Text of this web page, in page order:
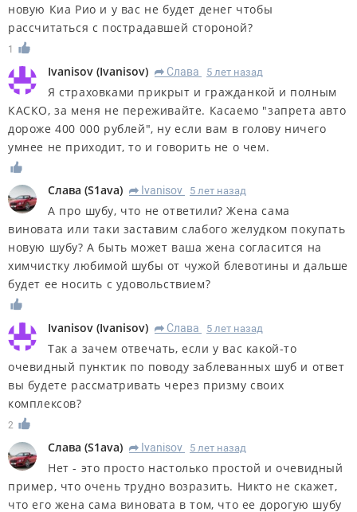
новую Киа Рио и у вас не будет денег чтобы
рассчитаться с пострадавшей стороной?
1
Ivanisov (Ivanisov) R Слава 5 лет назад
Я страховками прикрыт и гражданкой и полным
КАСКО, за меня не переживайте. Касаемо "запрета авто
дороже 400 000 рублей", ну если вам в голову ничего
умнее не приходит, то и говорить не о чем.
Слава (S1ava) R Ivanisov 5 лет назад
А про шубу, что не ответили? Жена сама
виновата или таки заставим слабого желудком покупать
новую шубу? А быть может ваша жена согласится на
химчистку любимой шубы от чужой блевотины и дальше
будет ее носить с удовольствием?
Ivanisov (Ivanisov) R Слава 5 лет назад
Так а зачем отвечать, если у вас какой-то
очевидный пунктик по поводу заблеванных шуб и ответ
вы будете рассматривать через призму своих
комплексов?
2
Слава (S1ava) R Ivanisov 5 лет назад
Нет - это просто настолько простой и очевидный
пример, что очень трудно возразить. Никто не скажет,
что его жена сама виновата в том, что ее дорогую шубу